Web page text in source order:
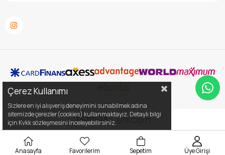
Çerez Kullanımı
Sizlere en iyi alışveriş deneyimini sunabilmek adına
sitemizde çerezler(cookies) kullanmaktayız. Detaylı bilgi
için Kvkk sözleşmesini inceleyebilirsiniz.
Anasayfa Favorilerim Sepetim Üye Girişi